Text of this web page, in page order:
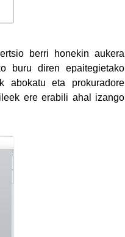
berri honekin aukera
buru diren epaitegietako
abokatu eta prokuradore
ere erabili ahal izango